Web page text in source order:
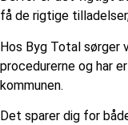
få de rigtige
Hos Byg Total sørger
procedurerne og har
kommunen.
Det sparer dig for